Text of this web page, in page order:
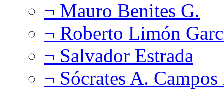
¬ Mauro Benites G.
¬ Roberto Limón
¬ Salvador Estrada
¬ Sócrates A.